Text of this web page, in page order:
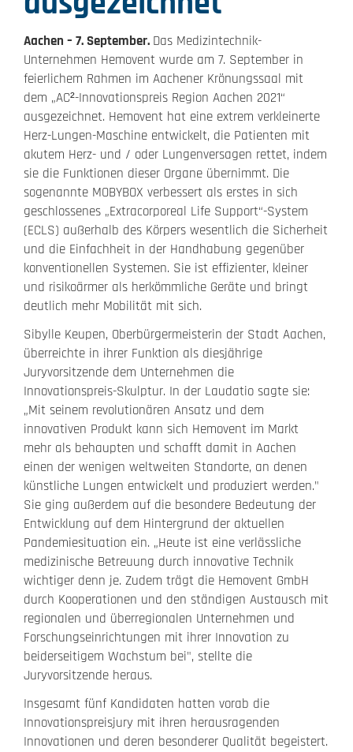
Aachen – 7. September. Das Medizintechnik-
Unternehmen Hemovent wurde am 7. September in
feierlichem Rahmen im Aachener Krönungssaal mit
dem „AC²-Innovationspreis Region Aachen 2021“
ausgezeichnet. Hemovent hat eine extrem verkleinerte
Herz-Lungen-Maschine entwickelt, die Patienten mit
akutem Herz- und / oder Lungenversagen rettet, indem
sie die Funktionen dieser Organe übernimmt. Die
sogenannte MOBYBOX verbessert als erstes in sich
geschlossenes „Extracorporeal Life Support“-System
(ECLS) außerhalb des Körpers wesentlich die Sicherheit
und die Einfachheit in der Handhabung gegenüber
konventionellen Systemen. Sie ist effizienter, kleiner
und risikoärmer als herkömmliche Geräte und bringt
deutlich mehr Mobilität mit sich.
Sibylle Keupen, Oberbürgermeisterin der Stadt Aachen,
überreichte in ihrer Funktion als diesjährige
Juryvorsitzende dem Unternehmen die
Innovationspreis-Skulptur. In der Laudatio sagte sie:
„Mit seinem revolutionären Ansatz und dem
innovativen Produkt kann sich Hemovent im Markt
mehr als behaupten und schafft damit in Aachen
einen der wenigen weltweiten Standorte, an denen
künstliche Lungen entwickelt und produziert werden."
Sie ging außerdem auf die besondere Bedeutung der
Entwicklung auf dem Hintergrund der aktuellen
Pandemiesituation ein. „Heute ist eine verlässliche
medizinische Betreuung durch innovative Technik
wichtiger denn je. Zudem trägt die Hemovent GmbH
durch Kooperationen und den ständigen Austausch mit
regionalen und überregionalen Unternehmen und
Forschungseinrichtungen mit ihrer Innovation zu
beiderseitigem Wachstum bei", stellte die
Juryvorsitzende heraus.
Insgesamt fünf Kandidaten hatten vorab die
Innovationspreisjury mit ihren herausragenden
Innovationen und deren besonderer Qualität begeistert.